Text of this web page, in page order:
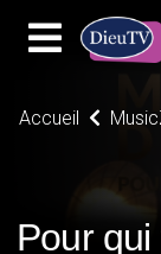
Accueil
Pour